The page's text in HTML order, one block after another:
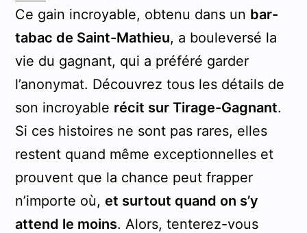
Ce gain incroyable, obtenu dans un bar-
tabac de Saint-Mathieu, a bouleversé la
vie du gagnant, qui a préféré garder
l’anonymat. Découvrez tous les détails de
son incroyable récit sur Tirage-Gagnant.
Si ces histoires ne sont pas rares, elles
restent quand même exceptionnelles et
prouvent que la chance peut frapper
n’importe où, et surtout quand on s’y
attend le moins. Alors, tenterez-vous